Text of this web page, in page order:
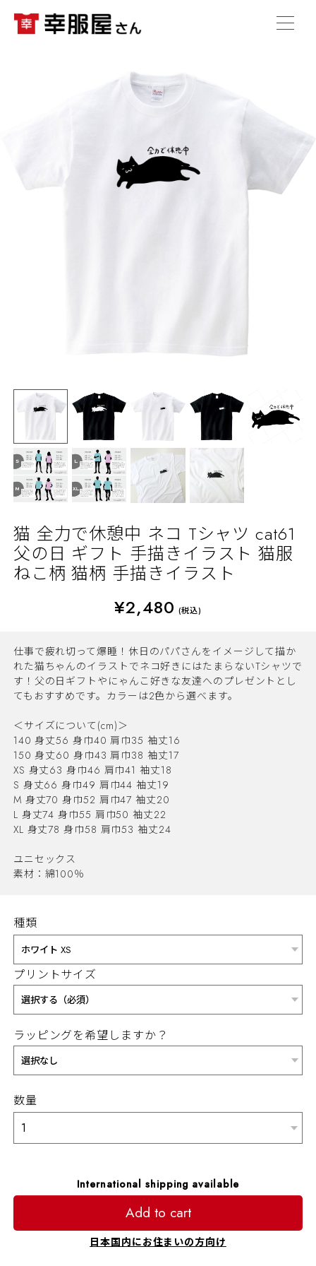
猫 全力で休憩中 ネコ Tシャツ cat61
父の日 ギフト 手描きイラスト 猫服
ねこ柄 猫柄 手描きイラスト
¥2,480 (税込)
仕事で疲れ切って爆睡！休日のパパさんをイメージして描か
れた猫ちゃんのイラストでネコ好きにはたまらないTシャツで
す！父の日ギフトやにゃんこ好きな友達へのプレゼントとし
てもおすすめです。カラーは2色から選べます。
＜サイズについて(cm)＞
140 身丈56 身巾40 肩巾35 袖丈16
150 身丈60 身巾43 肩巾38 袖丈17
XS 身丈63 身巾46 肩巾41 袖丈18
S 身丈66 身巾49 肩巾44 袖丈19
M 身丈70 身巾52 肩巾47 袖丈20
L 身丈74 身巾55 肩巾50 袖丈22
XL 身丈78 身巾58 肩巾53 袖丈24
ユニセックス
素材：綿100％
種類
プリントサイズ
ラッピングを希望しますか？
数量
International shipping available
Add to cart
日本国内にお住まいの方向け